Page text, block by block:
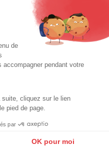
de
accompagner pendant votre
suite, cliquez sur le lien
pied de page.
par
OK pour moi